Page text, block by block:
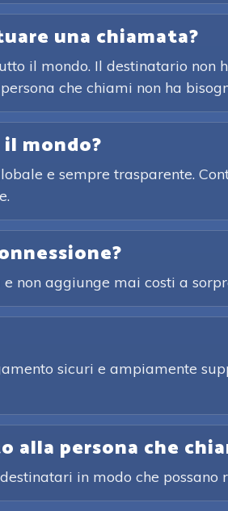
una chiamata?
il mondo. Il destinatario non
che chiami non ha
mondo?
e sempre trasparente.
non aggiunge mai costi a
sicuri e ampiamente
persona che
in modo che possano